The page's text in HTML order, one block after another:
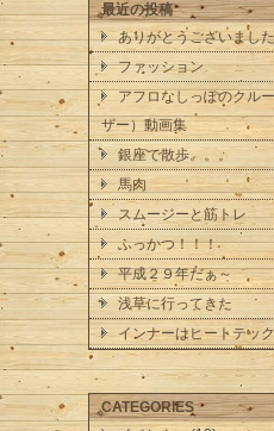
最近の投稿
ありがとうございまし
ファッション
アフロなしっぽのクル
ザー）動画集
銀座で散歩。。。
馬肉
スムージーと筋トレ
ふっかつ！！！
平成２９年だぁ～
浅草に行ってきた
インナーはヒートテック
CATEGORIES